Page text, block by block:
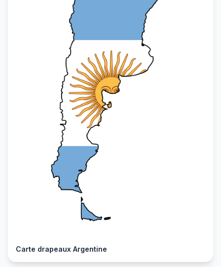
Carte drapeaux Argentine